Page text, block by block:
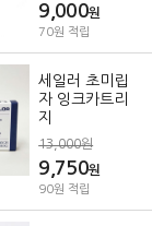
9,000원
70원 적립
세일러 초미립
자 잉크카트리
지
13,000원
9,750원
90원 적립